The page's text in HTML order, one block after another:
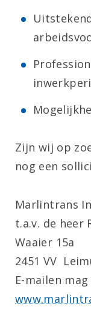
Zijn wij op
nog een
Marlintrans
t.a.v. de heer
Waaier 15a
2451 VV
E-mailen mag